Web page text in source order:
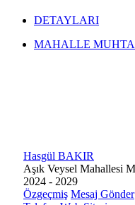
DETAYLARI
MAHALLE
Hasgül BAKIR
Aşık Veysel Mahallesi
2024 - 2029
Özgeçmiş Mesaj Gönder